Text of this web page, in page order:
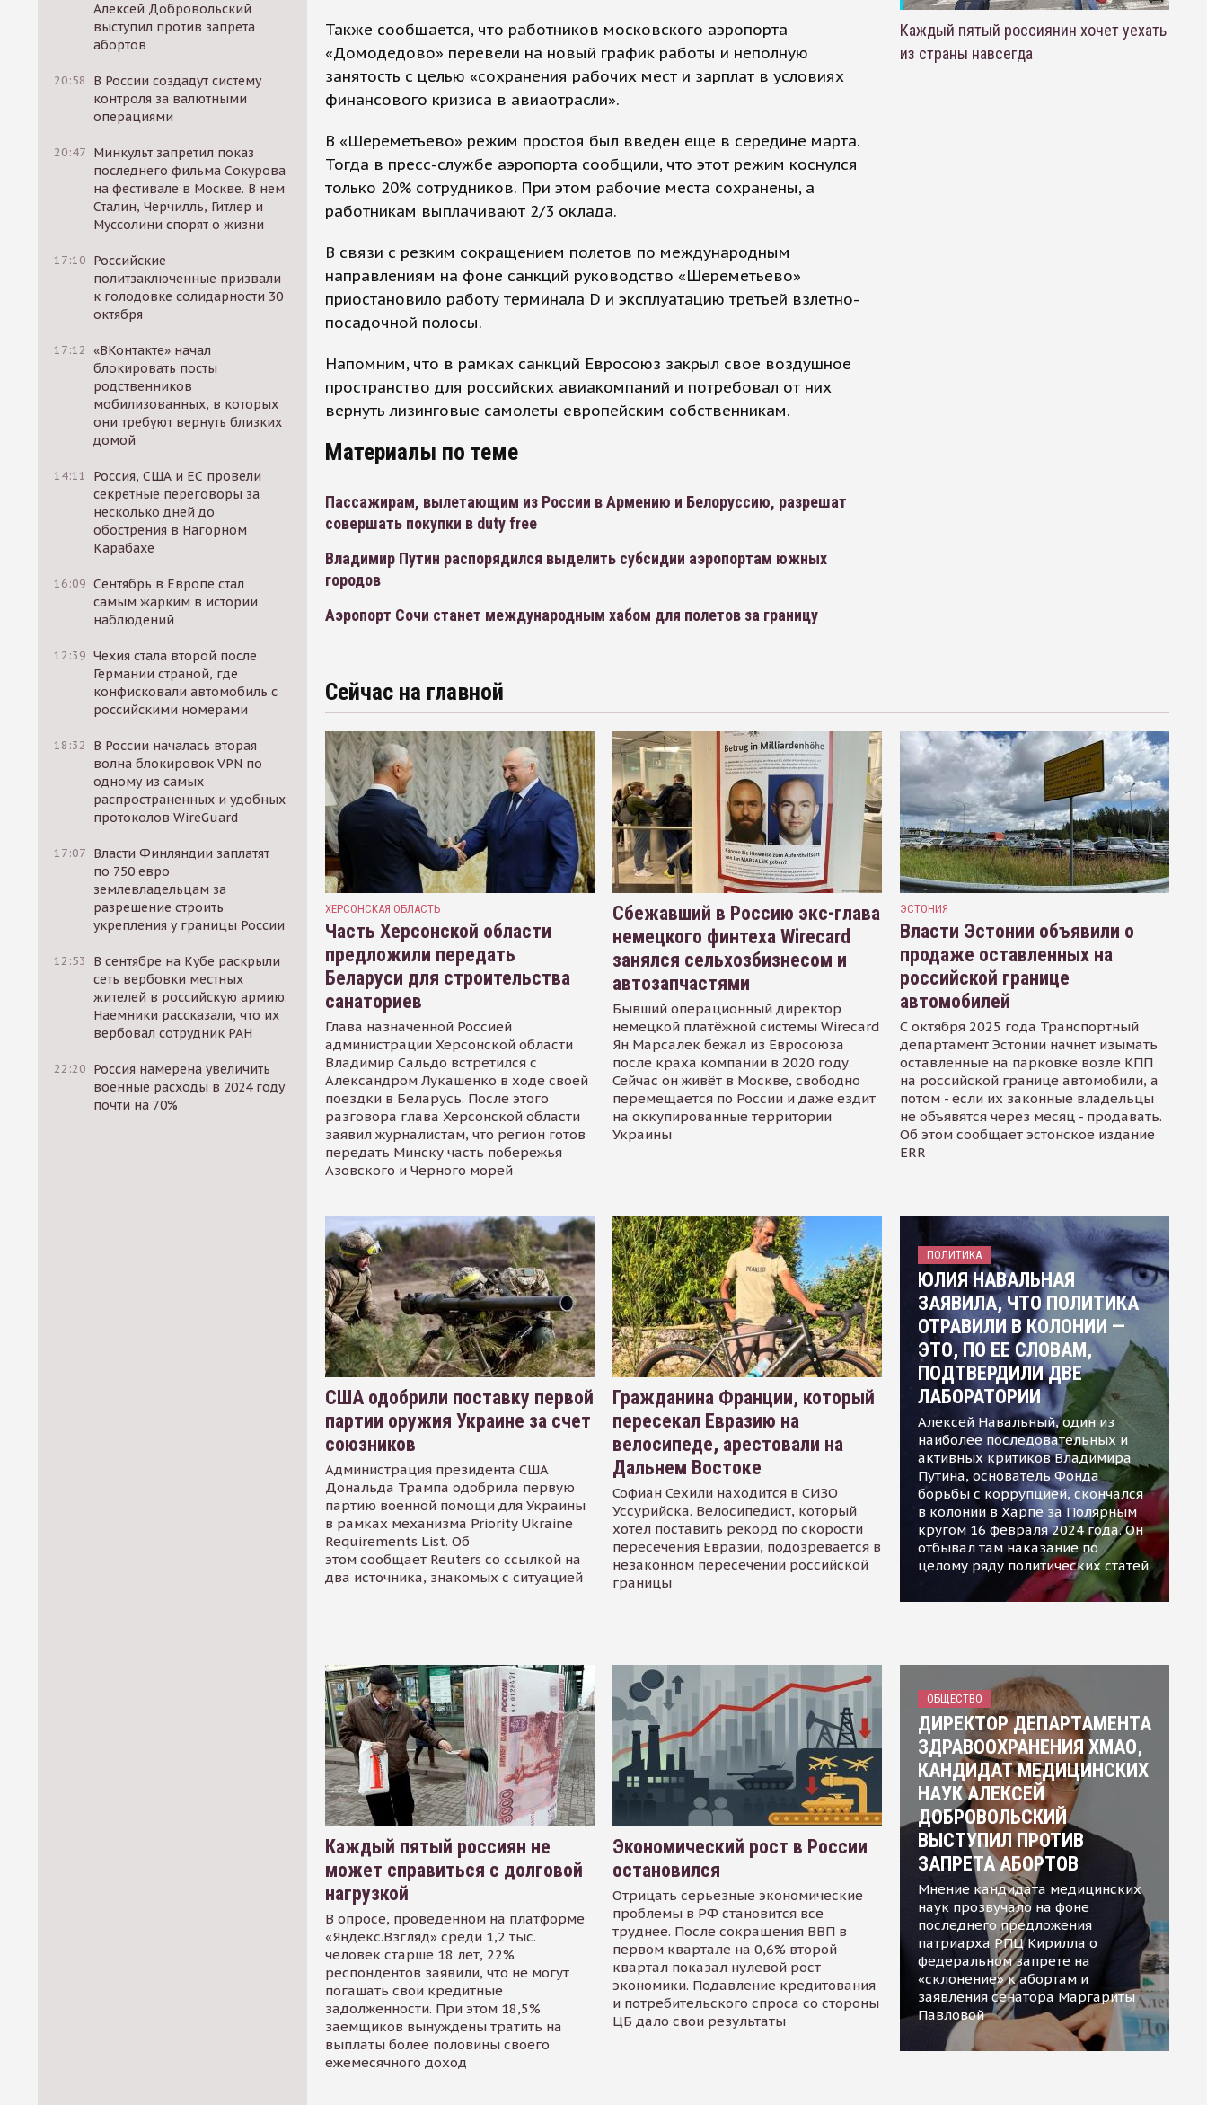
Алексей Добровольский
выступил против запрета
абортов
20:58
В России создадут систему
контроля за валютными
операциями
20:47 Минкульт запретил показ
последнего фильма Сокурова
на фестивале в Москве. В нем
Сталин, Черчилль, Гитлер и
Муссолини спорят о жизни
17:10 Российские
политзаключенные призвали
к голодовке солидарности 30
октября
17:12 «ВКонтакте» начал
блокировать посты
родственников
мобилизованных, в которых
они требуют вернуть близких
домой
14:11
Россия, США и ЕС провели
секретные переговоры за
несколько дней до
обострения в Нагорном
Карабахе
16:09 Сентябрь в Европе стал
самым жарким в истории
наблюдений
12:39 Чехия стала второй после
Германии страной, где
конфисковали автомобиль с
российскими номерами
18:32
В России началась вторая
волна блокировок VPN по
одному из самых
распространенных и удобных
протоколов WireGuard
17:07 Власти Финляндии заплатят
по 750 евро
землевладельцам за
разрешение строить
укрепления у границы России
12:53
В сентябре на Кубе раскрыли
сеть вербовки местных
жителей в российскую армию.
Наемники рассказали, что их
вербовал сотрудник РАН
22:20 Россия намерена увеличить
военные расходы в 2024 году
почти на 70%
Также сообщается, что работников московского аэропорта
«Домодедово» перевели на новый график работы и неполную
занятость с целью «сохранения рабочих мест и зарплат в условиях
финансового кризиса в авиаотрасли».
В «Шереметьево» режим простоя был введен еще в середине марта.
Тогда в пресс-службе аэропорта сообщили, что этот режим коснулся
только 20% сотрудников. При этом рабочие места сохранены, а
работникам выплачивают 2/3 оклада.
В связи с резким сокращением полетов по международным
направлениям на фоне санкций руководство «Шереметьево»
приостановило работу терминала D и эксплуатацию третьей взлетно-
посадочной полосы.
Напомним, что в рамках санкций Евросоюз закрыл свое воздушное
пространство для российских авиакомпаний и потребовал от них
вернуть лизинговые самолеты европейским собственникам.
Материалы по теме
Пассажирам, вылетающим из России в Армению и Белоруссию, разрешат
совершать покупки в duty free
Владимир Путин распорядился выделить субсидии аэропортам южных
городов
Аэропорт Сочи станет международным хабом для полетов за границу
Каждый пятый россиянин хочет уехать
из страны навсегда
Сейчас на главной
ХЕРСОНСКАЯ ОБЛАСТЬ
Часть Херсонской области
предложили передать
Беларуси для строительства
санаториев
Глава назначенной Россией
администрации Херсонской области
Владимир Сальдо встретился с
Александром Лукашенко в ходе своей
поездки в Беларусь. После этого
разговора глава Херсонской области
заявил журналистам, что регион готов
передать Минску часть побережья
Азовского и Черного морей
Сбежавший в Россию экс-глава
немецкого финтеха Wirecard
занялся сельхозбизнесом и
автозапчастями
Бывший операционный директор
немецкой платёжной системы Wirecard
Ян Марсалек бежал из Евросоюза
после краха компании в 2020 году.
Сейчас он живёт в Москве, свободно
перемещается по России и даже ездит
на оккупированные территории
Украины
ЭСТОНИЯ
Власти Эстонии объявили о
продаже оставленных на
российской границе
автомобилей
С октября 2025 года Транспортный
департамент Эстонии начнет изымать
оставленные на парковке возле КПП
на российской границе автомобили, а
потом - если их законные владельцы
не объявятся через месяц - продавать.
Об этом сообщает эстонское издание
ERR
США одобрили поставку первой
партии оружия Украине за счет
союзников
Администрация президента США
Дональда Трампа одобрила первую
партию военной помощи для Украины
в рамках механизма Priority Ukraine
Requirements List. Об
этом сообщает Reuters со ссылкой на
два источника, знакомых с ситуацией
Гражданина Франции, который
пересекал Евразию на
велосипеде, арестовали на
Дальнем Востоке
Софиан Сехили находится в СИЗО
Уссурийска. Велосипедист, который
хотел поставить рекорд по скорости
пересечения Евразии, подозревается в
незаконном пересечении российской
границы
ПОЛИТИКА
ЮЛИЯ НАВАЛЬНАЯ
ЗАЯВИЛА, ЧТО ПОЛИТИКА
ОТРАВИЛИ В КОЛОНИИ —
ЭТО, ПО ЕЕ СЛОВАМ,
ПОДТВЕРДИЛИ ДВЕ
ЛАБОРАТОРИИ
Алексей Навальный, один из
наиболее последовательных и
активных критиков Владимира
Путина, основатель Фонда
борьбы с коррупцией, скончался
в колонии в Харпе за Полярным
кругом 16 февраля 2024 года. Он
отбывал там наказание по
целому ряду политических статей
Каждый пятый россиян не
может справиться с долговой
нагрузкой
В опросе, проведенном на платформе
«Яндекс.Взгляд» среди 1,2 тыс.
человек старше 18 лет, 22%
респондентов заявили, что не могут
погашать свои кредитные
задолженности. При этом 18,5%
заемщиков вынуждены тратить на
выплаты более половины своего
ежемесячного доход
Экономический рост в России
остановился
Отрицать серьезные экономические
проблемы в РФ становится все
труднее. После сокращения ВВП в
первом квартале на 0,6% второй
квартал показал нулевой рост
экономики. Подавление кредитования
и потребительского спроса со стороны
ЦБ дало свои результаты
ОБЩЕСТВО
ДИРЕКТОР ДЕПАРТАМЕНТА
ЗДРАВООХРАНЕНИЯ ХМАО,
КАНДИДАТ МЕДИЦИНСКИХ
НАУК АЛЕКСЕЙ
ДОБРОВОЛЬСКИЙ
ВЫСТУПИЛ ПРОТИВ
ЗАПРЕТА АБОРТОВ
Мнение кандидата медицинских
наук прозвучало на фоне
последнего предложения
патриарха РПЦ Кирилла о
федеральном запрете на
«склонение» к абортам и
заявления сенатора Маргариты
Павловой